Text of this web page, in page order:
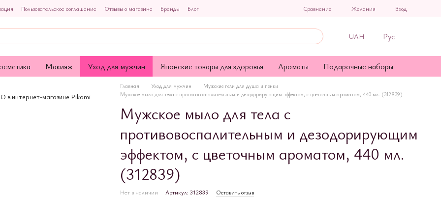
Пользовательское соглашение Отзывы о магазине Бренды
Блог
Сравнение Желания Вход
UAH Рус
Макияж Уход для мужчин Японские товары для здоровья Ароматы Подарочные наборы
Главная Уход для мужчин
Мужские гели для душа и пенки
Мужское мыло для тела с противовоспалительным и дезодорирующим эффектом, с цветочным ароматом, 440 мл. (312839)
Мужское мыло для тела с
противовоспалительным и дезодорирующим
эффектом, с цветочным ароматом, 440 мл.
(312839)
Нет в наличии Артикул: 312839 Оставить отзыв